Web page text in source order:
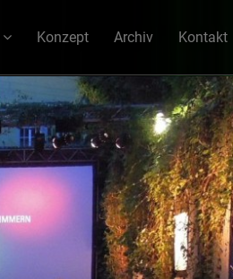
Konzept Archiv Kontakt